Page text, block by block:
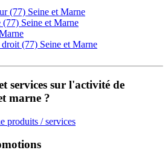
(77) Seine et Marne
(77) Seine et Marne
(77) Seine et Marne
services sur l'activité de
marne ?
produits / services